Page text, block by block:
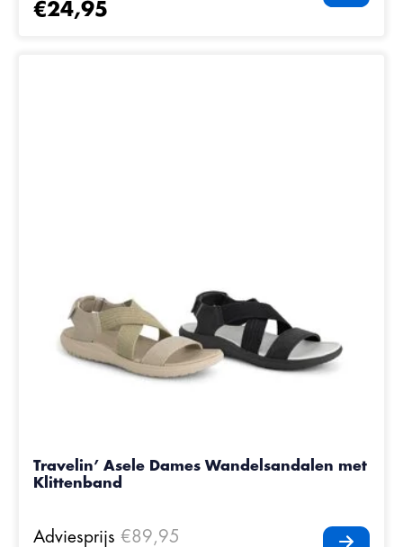
€24,95
Travelin’ Asele Dames Wandelsandalen met
Klittenband
Adviesprijs €89,95